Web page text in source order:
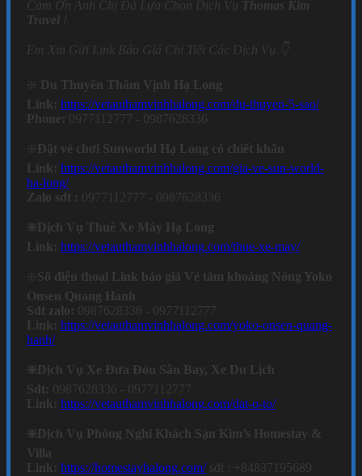
Cảm Ơn Anh Chị Đã Lựa Chọn Dịch Vụ Thomas Kim
Travel !
Em Xin Gửi Link Báo Giá Chi Tiết Các Dịch Vụ 👇
❇️
Du Thuyền Thăm Vịnh Hạ Long
Link: https://vetauthamvinhhalong.com/du-thuyen-5-sao/
Phone: 0977112777 - 0987628336
❇️ Đặt vé chơi Sunworld Hạ Long có chiết khấu
Link: https://vetauthamvinhhalong.com/gia-ve-sun-world-
ha-long/
Zalo sdt : 0977112777 - 0987628336
❇️Dịch Vụ Thuê Xe Máy Hạ Long
Link: https://vetauthamvinhhalong.com/thue-xe-may/
❇️ Số điện thoại Link báo giá Vé tắm khoáng Nóng Yoko
Onsen Quang Hanh
Sdt zalo: 0987628336 - 0977112777
Link: https://vetauthamvinhhalong.com/yoko-onsen-quang-
hanh/
❇️Dịch Vụ Xe Đưa Đón Sân Bay, Xe Du Lịch
Sdt: 0987628336 - 0977112777
Link: https://vetauthamvinhhalong.com/dat-o-to/
❇️Dịch Vụ Phòng Nghỉ Khách Sạn Kim’s Homestay &
Villa
Link: https://homestayhalong.com/sđt : +84837195689